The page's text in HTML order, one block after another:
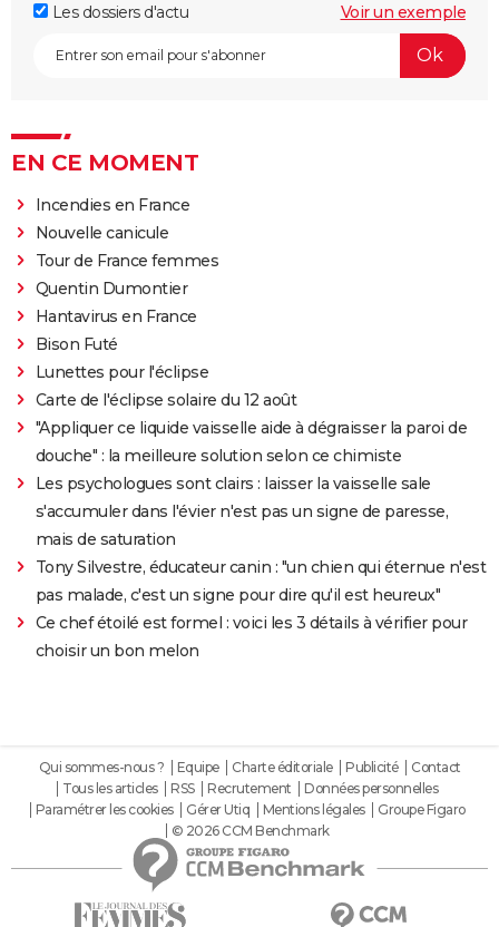
Les dossiers d'actu
Voir un exemple
EN CE MOMENT
Incendies en France
Nouvelle canicule
Tour de France femmes
Quentin Dumontier
Hantavirus en France
Bison Futé
Lunettes pour l'éclipse
Carte de l'éclipse solaire du 12 août
"Appliquer ce liquide vaisselle aide à dégraisser la paroi de
douche" : la meilleure solution selon ce chimiste
Les psychologues sont clairs : laisser la vaisselle sale
s'accumuler dans l'évier n'est pas un signe de paresse,
mais de saturation
Tony Silvestre, éducateur canin : "un chien qui éternue n'est
pas malade, c'est un signe pour dire qu'il est heureux"
Ce chef étoilé est formel : voici les 3 détails à vérifier pour
choisir un bon melon
Qui sommes-nous ? Equipe Charte éditoriale Publicité
Contact
Tous les articles
RSS Recrutement
Données personnelles
Paramétrer les cookies
Gérer Utiq Mentions légales
Groupe Figaro
© 2026 CCM Benchmark